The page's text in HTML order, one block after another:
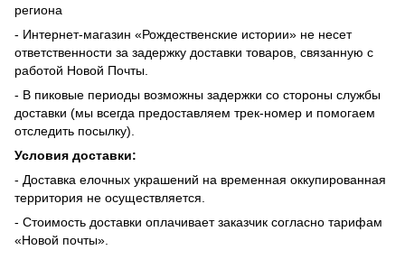
региона
- Интернет-магазин «Рождественские истории» не несет
ответственности за задержку доставки товаров, связанную с
работой Новой Почты.
- В пиковые периоды возможны задержки со стороны службы
доставки (мы всегда предоставляем трек-номер и помогаем
отследить посылку).
Условия доставки:
- Доставка елочных украшений на временная оккупированная
территория не осуществляется.
- Стоимость доставки оплачивает заказчик согласно тарифам
«Новой почты».